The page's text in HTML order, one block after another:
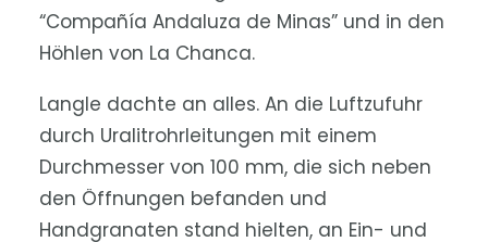
“Compañía Andaluza de Minas” und in den
Höhlen von La Chanca.
Langle dachte an alles. An die Luftzufuhr
durch Uralitrohrleitungen mit einem
Durchmesser von 100 mm, die sich neben
den Öffnungen befanden und
Handgranaten stand hielten, an Ein- und